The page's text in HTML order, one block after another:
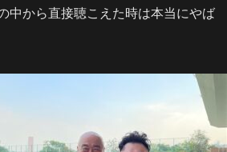
中から直接聴こえた時は本当にやば